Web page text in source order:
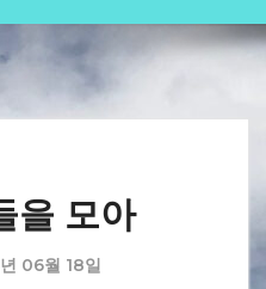
을 모아
06월 18일